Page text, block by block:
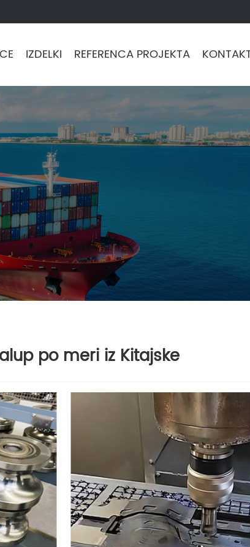
IZDELKI REFERENCA PROJEKTA
po meri iz Kitajske